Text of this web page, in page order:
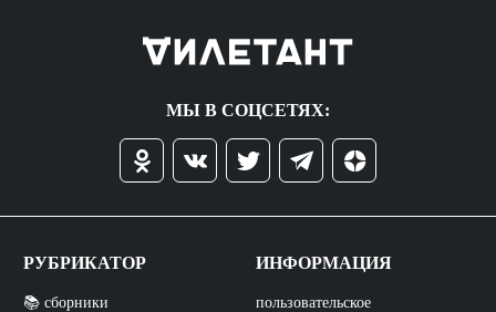
МЫ В СОЦСЕТЯХ:
РУБРИКАТОР
📚 сборники
ИНФОРМАЦИЯ
пользовательское